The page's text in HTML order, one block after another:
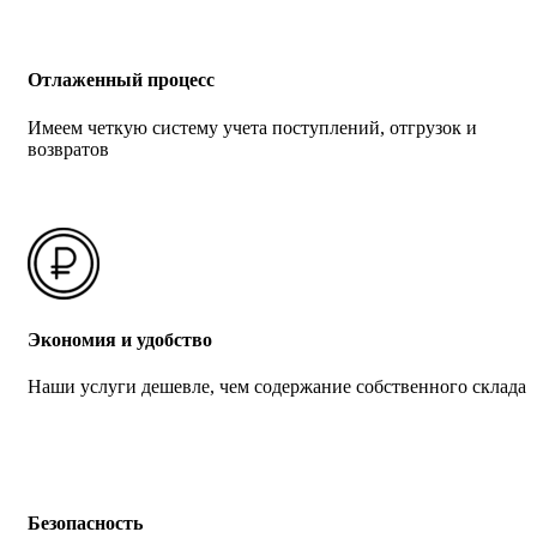
Отлаженный процесс
Имеем четкую систему учета поступлений, отгрузок и
возвратов
Экономия и удобство
Наши услуги дешевле, чем содержание собственного склада
Безопасность